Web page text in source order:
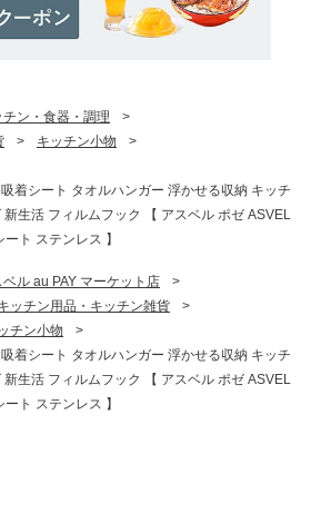
チン・食器・調理
>
> キッチン小物
>
着シート タオルハンガー 浮かせる収納 キッチ
生活 フィルムフック 【 アスベル ポゼ ASVEL
ト ステンレス 】
ベル au PAY マーケット店
>
ッチン用品・キッチン雑貨
>
チン小物
>
着シート タオルハンガー 浮かせる収納 キッチ
生活 フィルムフック 【 アスベル ポゼ ASVEL
ト ステンレス 】